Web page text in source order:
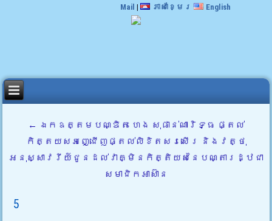
Mail | ភាសាខ្មែរ English
← ឯកឧត្តមបណ្ឌិត ហេង សុផាន់ណារិទ្ធ ផ្តល់
កិត្តយសអញ្ជើញផ្តល់លិខិតសរសើរ និងវត្ថុ
អនុស្សាវរីយ៍ជូនដល់វាគ្មិនកិត្តិយសនៃបណ្តារដ្ឋជា
សមាជិកអាស៊ាន
5